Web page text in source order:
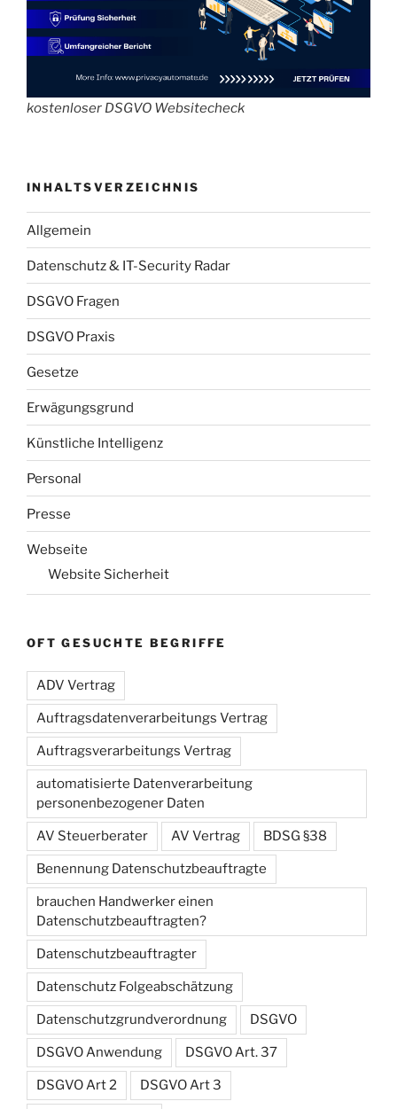
kostenloser DSGVO Websitecheck
INHALTSVERZEICHNIS
Allgemein
Datenschutz & IT-Security Radar
DSGVO Fragen
DSGVO Praxis
Gesetze
Erwägungsgrund
Künstliche Intelligenz
Personal
Presse
Webseite
Website Sicherheit
OFT GESUCHTE BEGRIFFE
ADV Vertrag
Auftragsdatenverarbeitungs Vertrag
Auftragsverarbeitungs Vertrag
automatisierte Datenverarbeitung
personenbezogener Daten
AV Steuerberater AV Vertrag BDSG §38
Benennung Datenschutzbeauftragte
brauchen Handwerker einen
Datenschutzbeauftragten?
Datenschutzbeauftragter
Datenschutz Folgeabschätzung
Datenschutzgrundverordnung DSGVO
DSGVO Anwendung DSGVO Art. 37
DSGVO Art 2 DSGVO Art 3